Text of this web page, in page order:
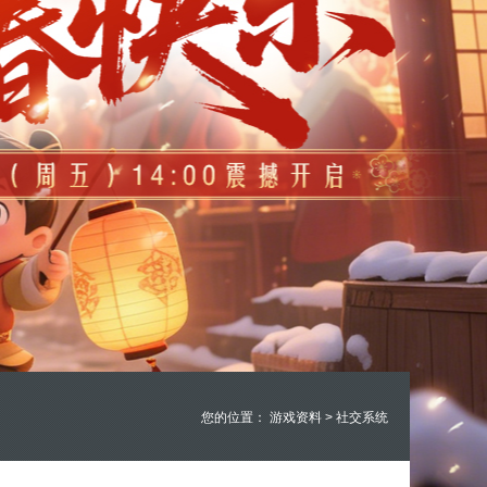
您的位置： 游戏资料 > 社交系统